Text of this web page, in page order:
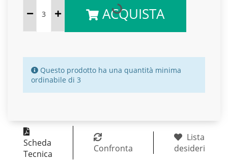
ACQUISTA
Questo prodotto ha una quantità minima
ordinabile di 3
Scheda
Tecnica
Confronta
Lista
desideri